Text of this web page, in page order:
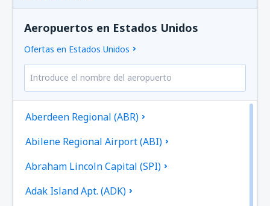
Aeropuertos en Estados Unidos
Ofertas en Estados Unidos
Aberdeen Regional (ABR)
Abilene Regional Airport (ABI)
Abraham Lincoln Capital (SPI)
Adak Island Apt. (ADK)